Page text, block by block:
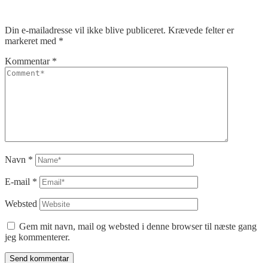
Din e-mailadresse vil ikke blive publiceret. Krævede felter er
markeret med *
Kommentar *
Navn *
E-mail *
Websted
Gem mit navn, mail og websted i denne browser til næste gang
jeg kommenterer.
Send kommentar